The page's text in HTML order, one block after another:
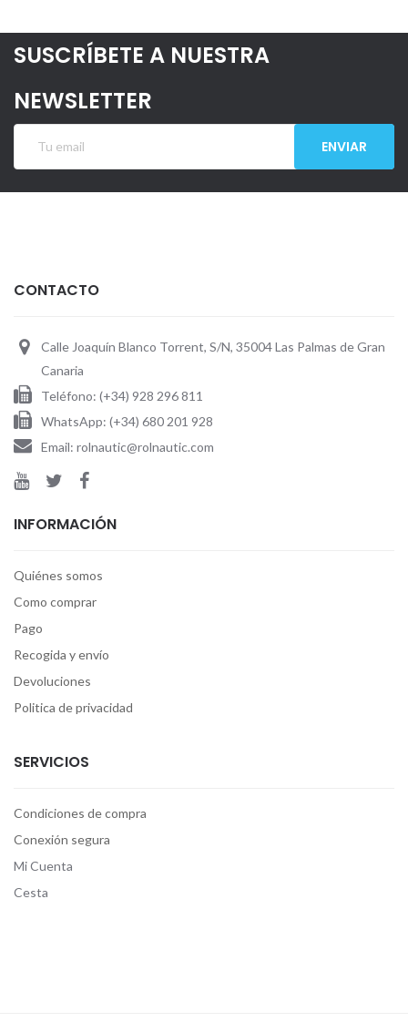
SUSCRÍBETE A NUESTRA
NEWSLETTER
ENVIAR
CONTACTO
Calle Joaquín Blanco Torrent, S/N, 35004 Las Palmas de Gran
Canaria
Teléfono: (+34) 928 296 811
WhatsApp: (+34) 680 201 928
Email: rolnautic@rolnautic.com
INFORMACIÓN
Quiénes somos
Como comprar
Pago
Recogida y envío
Devoluciones
Politica de privacidad
SERVICIOS
Condiciones de compra
Conexión segura
Mi Cuenta
Cesta